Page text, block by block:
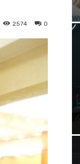
0
2574